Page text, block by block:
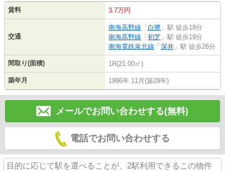
賃料 3.7万円
交通
南海高野線 「 白鷺 」駅 徒歩18分
南海高野線 「 初芝 」駅 徒歩19分
南海電鉄泉北線 「 深井 」駅 徒歩26分
間取り(面積) 1R(21.00㎡)
築年月 1996年 11月(築29年)
メールでお問い合わせする(無料)
電話でお問い合わせする
目的に応じて駅を選べることが、2駅利用できるこの物件